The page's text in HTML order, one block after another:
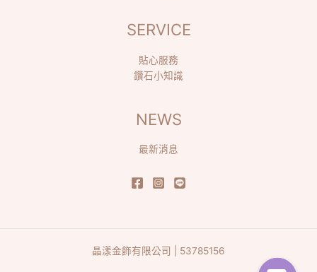
SERVICE
貼心服務
鑽石小知識
NEWS
最新消息
晶漾金飾有限公司 | 53785156